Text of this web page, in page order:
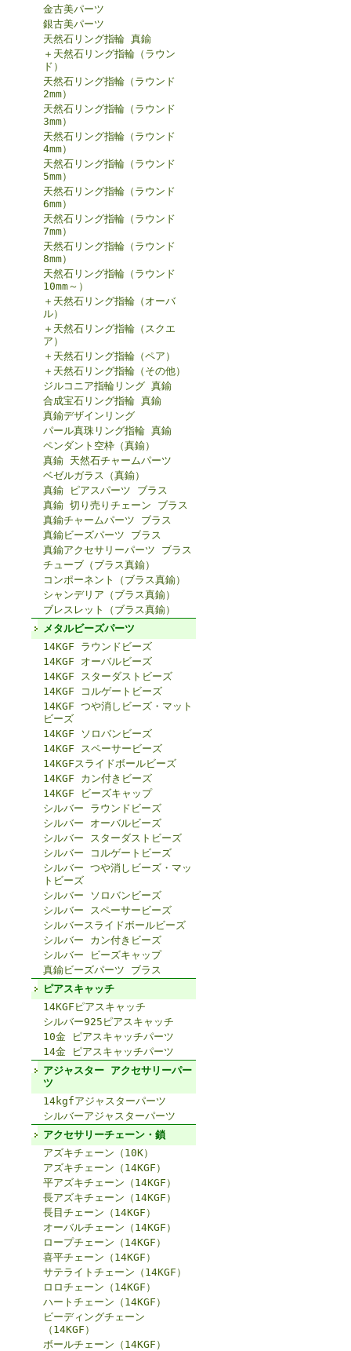
金古美パーツ
銀古美パーツ
天然石リング指輪 真鍮
＋天然石リング指輪（ラウン
ド）
天然石リング指輪（ラウンド
2mm）
天然石リング指輪（ラウンド
3mm）
天然石リング指輪（ラウンド
4mm）
天然石リング指輪（ラウンド
5mm）
天然石リング指輪（ラウンド
6mm）
天然石リング指輪（ラウンド
7mm）
天然石リング指輪（ラウンド
8mm）
天然石リング指輪（ラウンド
10mm～）
＋天然石リング指輪（オーバ
ル）
＋天然石リング指輪（スクエ
ア）
＋天然石リング指輪（ペア）
＋天然石リング指輪（その他）
ジルコニア指輪リング 真鍮
合成宝石リング指輪 真鍮
真鍮デザインリング
パール真珠リング指輪 真鍮
ペンダント空枠（真鍮）
真鍮 天然石チャームパーツ
ベゼルガラス（真鍮）
真鍮 ピアスパーツ ブラス
真鍮 切り売りチェーン ブラス
真鍮チャームパーツ ブラス
真鍮ビーズパーツ ブラス
真鍮アクセサリーパーツ ブラス
チューブ（ブラス真鍮）
コンポーネント（ブラス真鍮）
シャンデリア（ブラス真鍮）
ブレスレット（ブラス真鍮）
メタルビーズパーツ
14KGF ラウンドビーズ
14KGF オーバルビーズ
14KGF スターダストビーズ
14KGF コルゲートビーズ
14KGF つや消しビーズ・マット
ビーズ
14KGF ソロバンビーズ
14KGF スペーサービーズ
14KGFスライドボールビーズ
14KGF カン付きビーズ
14KGF ビーズキャップ
シルバー ラウンドビーズ
シルバー オーバルビーズ
シルバー スターダストビーズ
シルバー コルゲートビーズ
シルバー つや消しビーズ・マッ
トビーズ
シルバー ソロバンビーズ
シルバー スペーサービーズ
シルバースライドボールビーズ
シルバー カン付きビーズ
シルバー ビーズキャップ
真鍮ビーズパーツ ブラス
ピアスキャッチ
14KGFピアスキャッチ
シルバー925ピアスキャッチ
10金 ピアスキャッチパーツ
14金 ピアスキャッチパーツ
アジャスター アクセサリーパー
ツ
14kgfアジャスターパーツ
シルバーアジャスターパーツ
アクセサリーチェーン・鎖
アズキチェーン（10K）
アズキチェーン（14KGF）
平アズキチェーン（14KGF）
長アズキチェーン（14KGF）
長目チェーン（14KGF）
オーバルチェーン（14KGF）
ロープチェーン（14KGF）
喜平チェーン（14KGF）
サテライトチェーン（14KGF）
ロロチェーン（14KGF）
ハートチェーン（14KGF）
ビーディングチェーン
（14KGF）
ボールチェーン（14KGF）